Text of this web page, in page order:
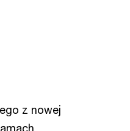
z nowej